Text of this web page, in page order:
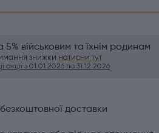
5% військовим та їхнім родинам
знижки натисни тут
акції з 01.01.2026 по 31.12.2026
доставки